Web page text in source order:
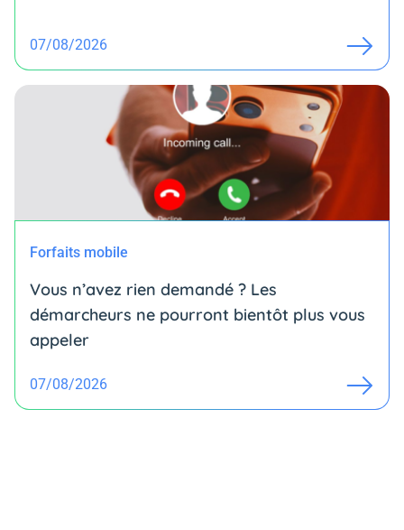
07/08/2026
Forfaits mobile
Vous n’avez rien demandé ? Les
démarcheurs ne pourront bientôt plus vous
appeler
07/08/2026